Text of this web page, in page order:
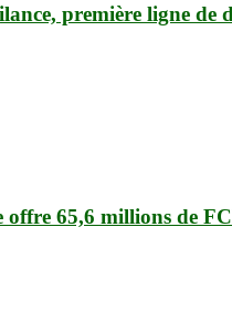
première ligne de
65,6 millions de